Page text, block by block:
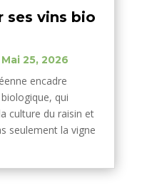
ses vins bio
Mai 25, 2026
encadre
qui
culture du raisin et
seulement la vigne